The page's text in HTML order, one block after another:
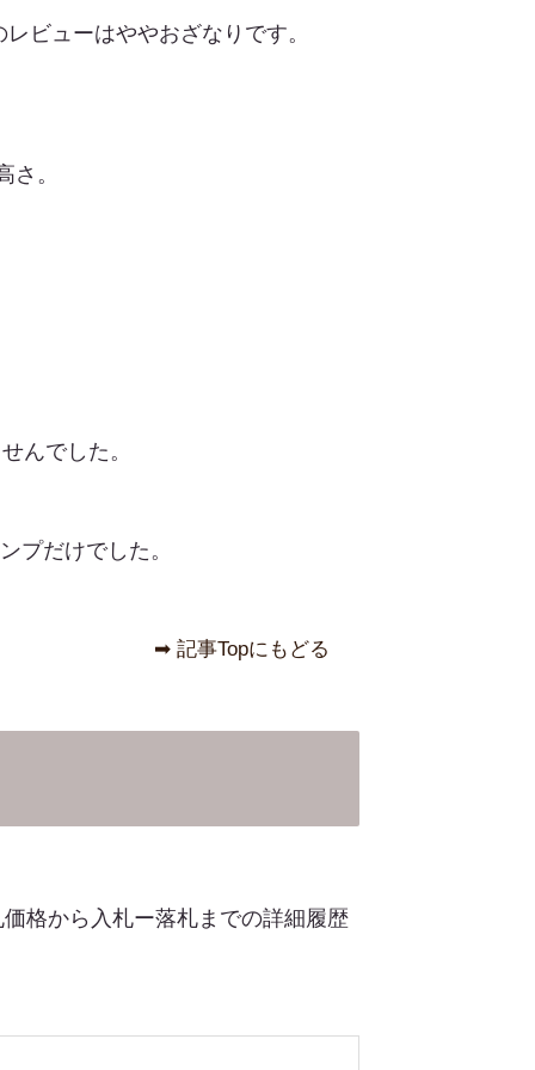
ビューはややおざなりです。
。
んでした。
プだけでした。
➡︎ 記事Topにもどる
格から入札ー落札までの詳細履歴